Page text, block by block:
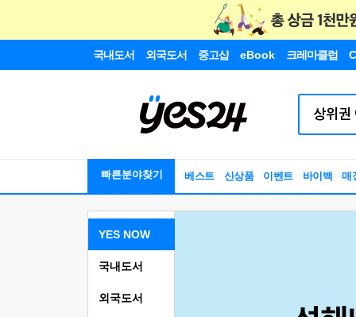
국내도서 외국도서 중고샵 eBook 크레마클럽
빠른분야찾기 베스트 신상품 이벤트 바이백 매
YES NOW
국내도서
외국도서